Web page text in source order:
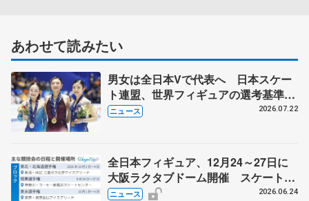
あわせて読みたい
男女は全日本Vで代表へ 日本スケー
ト連盟、世界フィギュアの選考基準を
承認
ニュース 2026.07.22
全日本フィギュア、12月24～27日に
大阪ラクタブドーム開催 スケート連
盟の新シーズン日程
ニュース 2026.06.24